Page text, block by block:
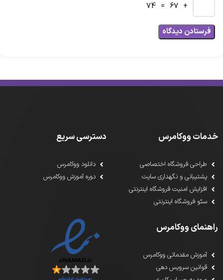
+ 67 = 74
خدمات ووکامرس
طراحی فروشگاه اختصاصی
پشتیبانی و نگهداری سایت
افزایش امنیت فروشگاه اینترنتی
سئو فروشگاه اینترنتی
دسترسی سریع
دانلود ووکامرس
دوره آموزش ووکامرس
راهنمای ووکامرس
آموزش مقدماتی ووکامرس
قوانین سرویس دهی